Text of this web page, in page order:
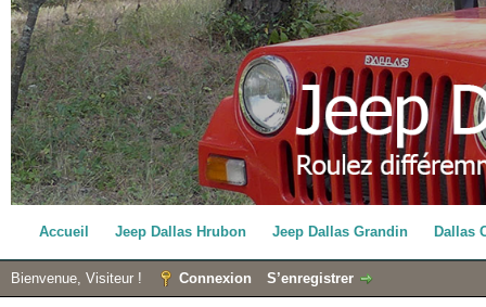
Accueil Jeep Dallas Hrubon Jeep Dallas Grandin Dallas
Bienvenue, Visiteur ! Connexion S’enregistrer